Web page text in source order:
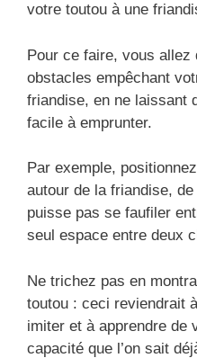
votre toutou à une
Pour ce faire, vous allez
obstacles empêchant
friandise, en ne laissant
facile à emprunter.
Par exemple,
autour de la friandise,
puisse pas se faufiler
seul espace entre deux
Ne trichez pas en
toutou : ceci reviendrait
imiter et à apprendre de
capacité que l’on sait